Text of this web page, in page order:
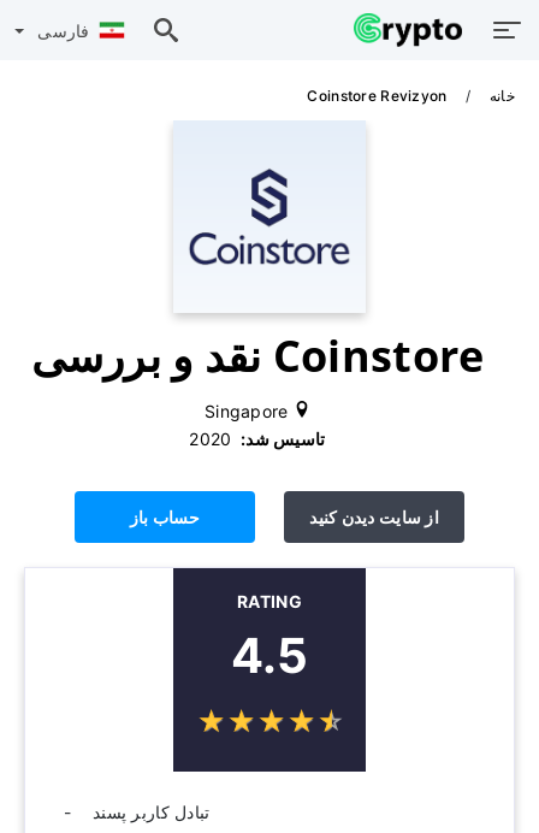
فارسی
خانه Coinstore Revizyon
Coinstore نقد و بررسی
تاسیس شد:
از سایت دیدن کنید حساب باز
RATING
4.5
☆☆☆☆☆
★★★★★
تبادل کاربر پسند